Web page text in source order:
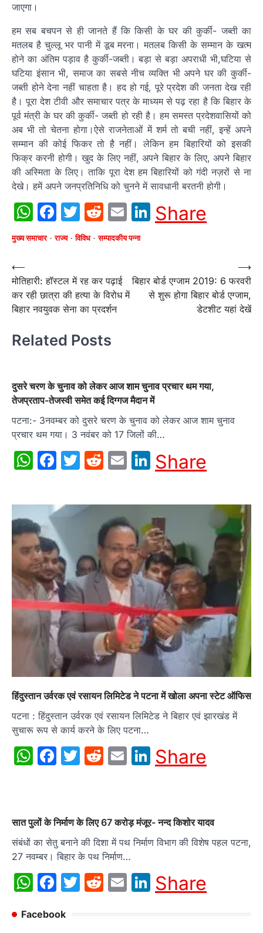
जाएगा।
हम सब बचपन से ही जानते हैं कि किसी के घर की कुर्की- जब्ती का
मतलब है चुल्लू भर पानी में डूब मरना। मतलब किसी के सम्मान के खत्म
होने का अंतिम पड़ाव है कुर्की-जब्ती। बड़ा से बड़ा अपराधी भी,घटिया से
घटिया इंसान भी, समाज का सबसे नीच व्यक्ति भी अपने घर की कुर्की-
जब्ती होने देना नहीं चाहता है। हद हो गई, पूरे प्रदेश की जनता देख रही
है। पूरा देश टीवी और समाचार पत्र के माध्यम से पढ़ रहा है कि बिहार के
पूर्व मंत्री के घर की कुर्की- जब्ती हो रही है। हम समस्त प्रदेशवासियों को
अब भी तो चेतना होगा।ऐसे राजनेताओं में शर्म तो बची नहीं, इन्हें अपने
सम्मान की कोई फिकर तो है नहीं। लेकिन हम बिहारियों को इसकी
फिक्र करनी होगी। खुद के लिए नहीं, अपने बिहार के लिए, अपने बिहार
की अस्मिता के लिए। ताकि पूरा देश हम बिहारियों को गंदी नज़रों से ना
देखे। हमें अपने जनप्रतिनिधि को चुनने में सावधानी बरतनी होगी।
WhatsApp
Facebook
Twitter
Reddit
EmailLinkedIn
Share
मुख्य समाचार राज्य विविध सम्पादकीय पन्ना
Post
navigation
⟵
मोतिहारी: हॉस्टल में रह कर पढ़ाई
कर रही छात्रा की हत्या के विरोध में
बिहार नवयुवक सेना का प्रदर्शन
बिहार बोर्ड एग्जाम 2019: 6 फरवरी
से शुरू होगा बिहार बोर्ड एग्जाम,
डेटशीट यहां देखें
⟶
Related Posts
दुसरे चरण के चुनाव को लेकर आज शाम चुनाव प्रचार थम गया,
तेजप्रताप-तेजस्वी समेत कई दिग्गज मैदान में
पटना:- 3नवम्बर को दुसरे चरण के चुनाव को लेकर आज शाम चुनाव
प्रचार थम गया। 3 नवंबर को 17 जिलों की…
WhatsApp
Facebook
Twitter
Reddit
EmailLinkedIn
Share
हिंदुस्तान उर्वरक एवं रसायन लिमिटेड ने पटना में खोला अपना स्टेट ऑफिस
पटना : हिंदुस्तान उर्वरक एवं रसायन लिमिटेड ने बिहार एवं झारखंड में
सुचारू रूप से कार्य करने के लिए पटना…
WhatsApp
Facebook
Twitter
Reddit
EmailLinkedIn
Share
सात पुलों के निर्माण के लिए 67 करोड़ मंजूर- नन्द किशोर यादव
संबंधों का सेतु बनाने की दिशा में पथ निर्माण विभाग की विशेष पहल पटना,
27 नवम्बर। बिहार के पथ निर्माण…
WhatsApp
Facebook
Twitter
Reddit
EmailLinkedIn
Share
Facebook